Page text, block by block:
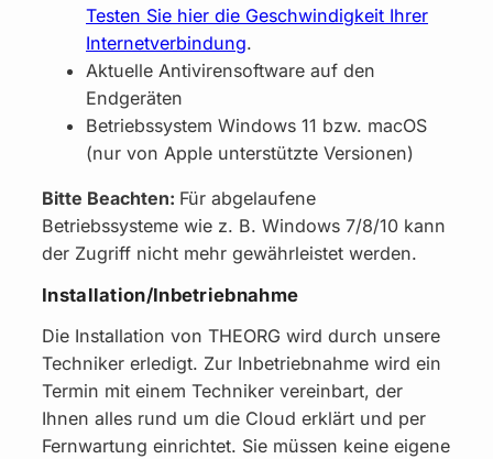
Testen Sie hier die Geschwindigkeit Ihrer
Internetverbindung.
Aktuelle Antivirensoftware auf den
Endgeräten
Betriebssystem Windows 11 bzw. macOS
(nur von Apple unterstützte Versionen)
Bitte Beachten: Für abgelaufene
Betriebssysteme wie z. B. Windows 7/8/10 kann
der Zugriff nicht mehr gewährleistet werden.
Installation/Inbetriebnahme
Die Installation von THEORG wird durch unsere
Techniker erledigt. Zur Inbetriebnahme wird ein
Termin mit einem Techniker vereinbart, der
Ihnen alles rund um die Cloud erklärt und per
Fernwartung einrichtet. Sie müssen keine eigene